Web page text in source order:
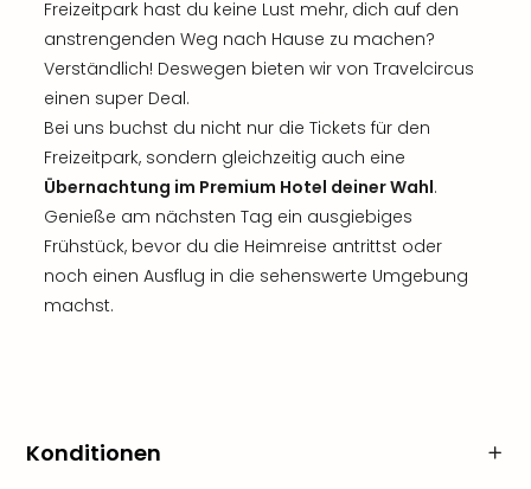
Freizeitpark hast du keine Lust mehr, dich auf den
anstrengenden Weg nach Hause zu machen?
Verständlich! Deswegen bieten wir von Travelcircus
einen super Deal.
Bei uns buchst du nicht nur die Tickets für den
Freizeitpark, sondern gleichzeitig auch eine
Übernachtung im Premium Hotel deiner Wahl.
Genieße am nächsten Tag ein ausgiebiges
Frühstück, bevor du die Heimreise antrittst oder
noch einen Ausflug in die sehenswerte Umgebung
machst.
Konditionen